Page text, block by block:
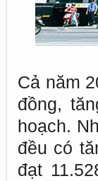
Cả năm
đồng,
hoạch.
đều có
đạt